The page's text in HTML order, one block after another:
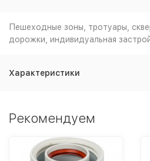
Пешеходные зоны, тротуары,
дорожки, индивидуальная
Характеристики
Рекомендуем